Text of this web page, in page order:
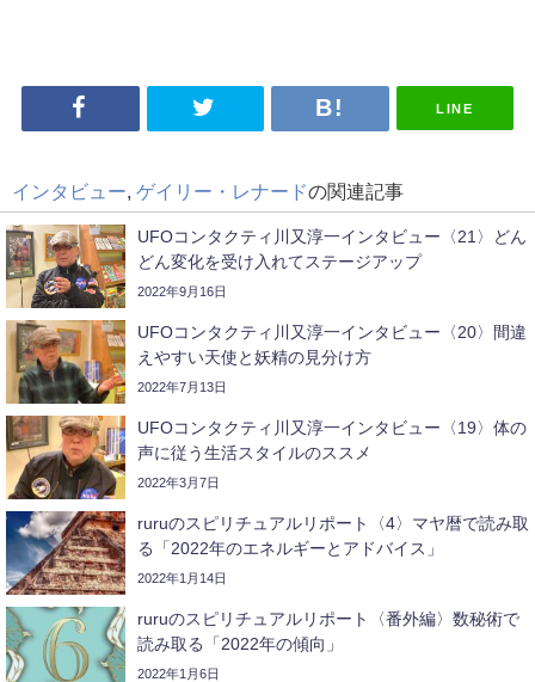
LINE
インタビュー ゲイリー・レナードの関連記事
UFOコンタクティ川又淳一インタビュー〈21〉どん
どん変化を受け入れてステージアップ
2022年9月16日
UFOコンタクティ川又淳一インタビュー〈20〉間違
えやすい天使と妖精の見分け方
2022年7月13日
UFOコンタクティ川又淳一インタビュー〈19〉体の
声に従う生活スタイルのススメ
2022年3月7日
ruruのスピリチュアルリポート〈4〉マヤ暦で読み取
る「2022年のエネルギーとアドバイス」
2022年1月14日
ruruのスピリチュアルリポート〈番外編〉数秘術で
読み取る「2022年の傾向」
2022年1月6日